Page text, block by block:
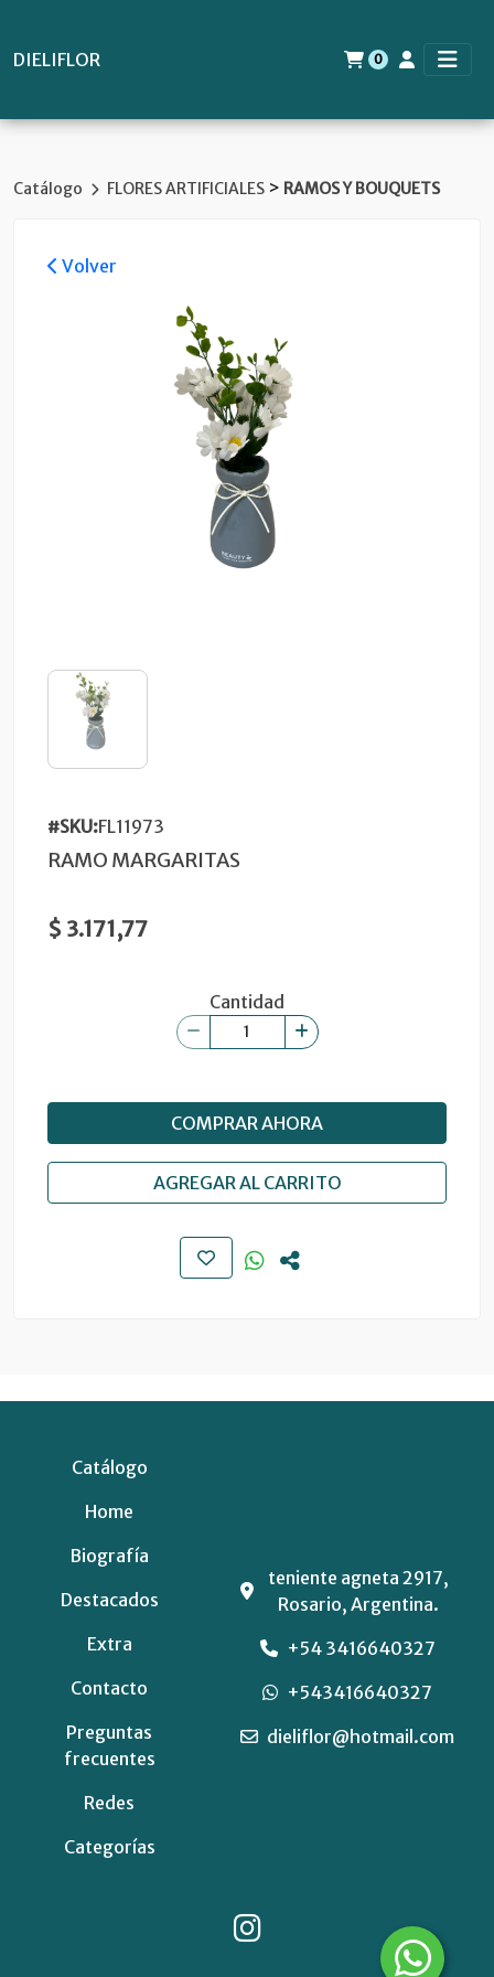
DIELIFLOR 0
Catálogo FLORES ARTIFICIALES > RAMOS Y BOUQUETS
Volver
#SKU:FL11973
RAMO MARGARITAS
$ 3.171,77
Cantidad
COMPRAR AHORA
AGREGAR AL CARRITO
Catálogo
Home
Biografía
Destacados
Extra
Contacto
Preguntas
frecuentes
Redes
Categorías
teniente agneta 2917,
Rosario, Argentina.
+54 3416640327
+543416640327
dieliflor@hotmail.com